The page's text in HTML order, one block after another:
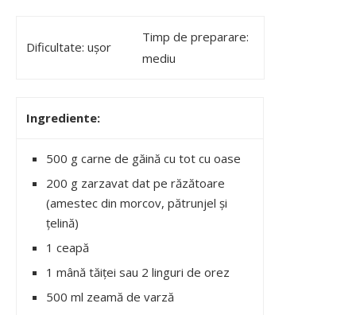
Dificultate: ușor
Timp de preparare:
mediu
Ingrediente:
500 g carne de găină cu tot cu oase
200 g zarzavat dat pe răzătoare
(amestec din morcov, pătrunjel și
țelină)
1 ceapă
1 mână tăiței sau 2 linguri de orez
500 ml zeamă de varză